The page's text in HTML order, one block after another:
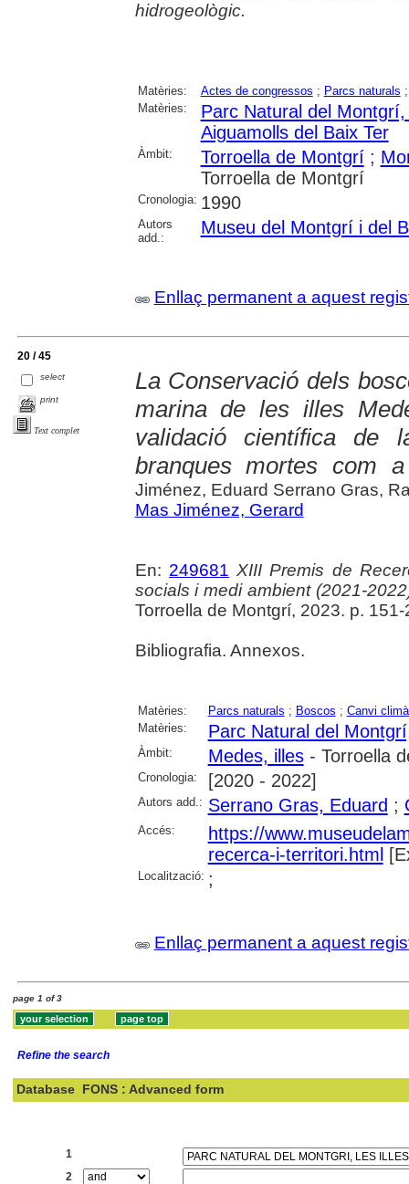
hidrogeològic.
Matèries: Actes de congressos ; Parcs naturals
Matèries:
Parc Natural del
Aiguamolls del Baix Ter
Àmbit: Torroella de Montgrí;
Torroella de Montgrí
Cronologia: 1990
Autors
add.:
Museu del Montgrí i del
Enllaç permanent a aquest
20 / 45
select
print
Text complet
La Conservació dels
marina de les illes
validació científica de
branques mortes com
Jiménez, Eduard Serrano Gras,
Mas Jiménez, Gerard
En: 249681 XIII Premis de
socials i medi ambient (2021-
Torroella de Montgrí, 2023. p. 151-
Bibliografia. Annexos.
Matèries: Parcs naturals ; Boscos ; Canvi
Matèries:
Parc Natural del
Àmbit: Medes, illes- Torroella
Cronologia: [2020 - 2022]
Autors add.: Serrano Gras, Eduard ;
Accés:
https://
recerca-i-territori.html
Localització: ;
Enllaç permanent a aquest
page 1 of 3
Refine the search
Database FONS : Advanced form
1
2